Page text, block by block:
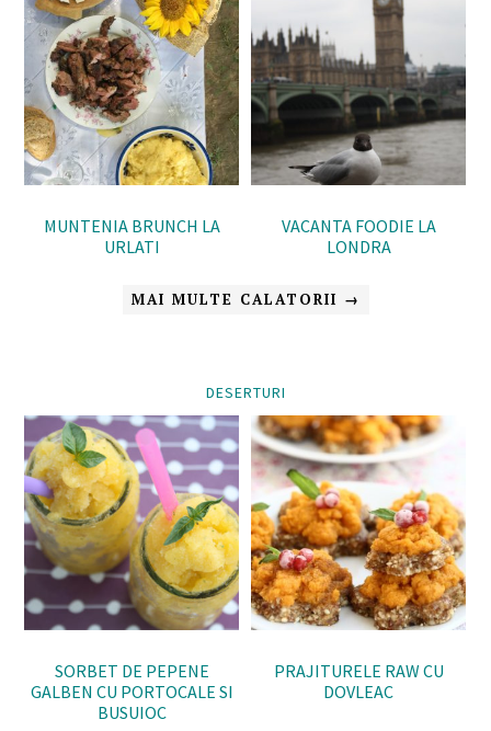
MUNTENIA BRUNCH LA
URLATI
VACANTA FOODIE LA
LONDRA
MAI MULTE CALATORII →
DESERTURI
SORBET DE PEPENE
GALBEN CU PORTOCALE SI
BUSUIOC
PRAJITURELE RAW CU
DOVLEAC